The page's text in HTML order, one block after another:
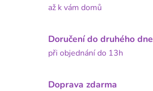
až k vám domů
Doručení do druhého dne
při objednání do 13h
Doprava zdarma